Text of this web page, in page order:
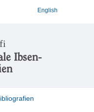
English
Ibsen-